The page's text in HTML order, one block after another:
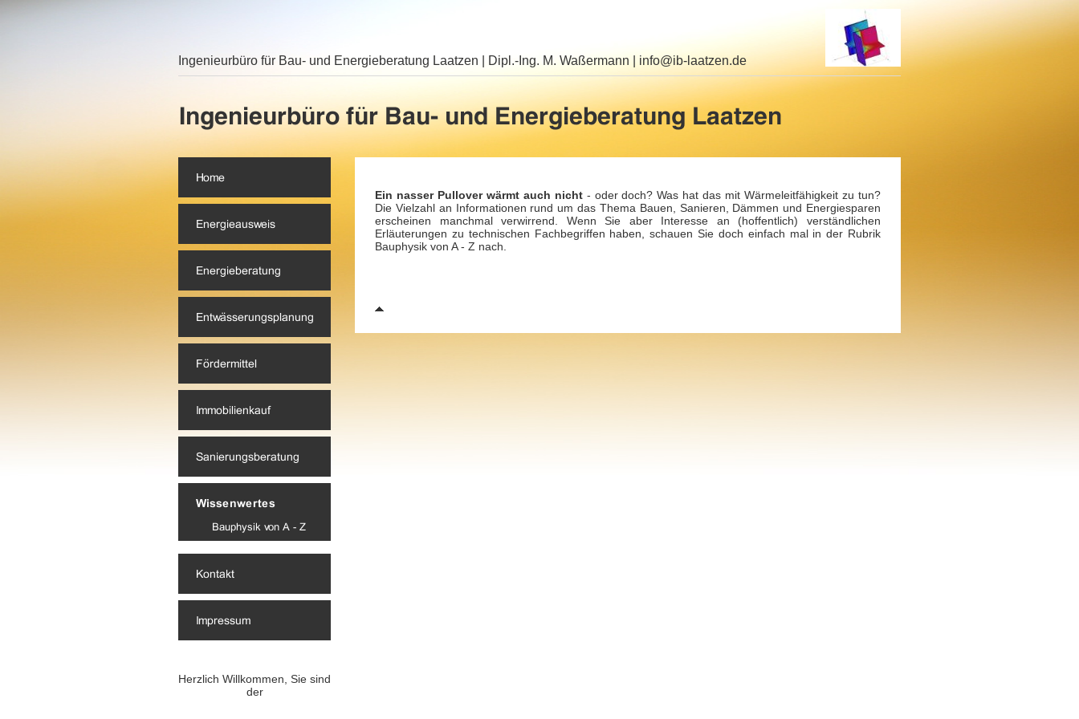
Ingenieurbüro für Bau- und Energieberatung Laatzen | Dipl.-Ing. M. Waßermann info@ib-laatzen.de
Herzlich Willkommen, Sie sind
der
Ein nasser Pullover wärmt auch nicht- oder doch? Was hat das mit Wärmeleitfähigkeit zu tun?
Die Vielzahl an Informationen rund um das Thema Bauen, Sanieren, Dämmen und Energiesparen
erscheinen manchmal verwirrend. Wenn Sie aber Interesse an (hoffentlich) verständlichen
Erläuterungen zu technischen Fachbegriffen haben, schauen Sie doch einfach mal in der Rubrik
Bauphysik von A - Z nach.